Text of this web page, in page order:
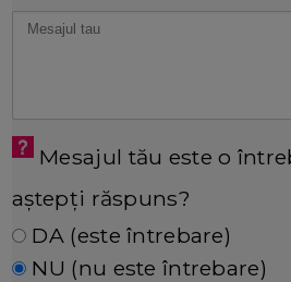
Mesajul tău este o
aștepți răspuns?
DA (este întrebare)
NU (nu este întrebare)